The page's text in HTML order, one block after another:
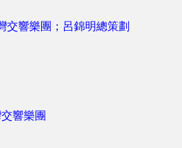
交響樂團；呂錦明總策劃
響樂團